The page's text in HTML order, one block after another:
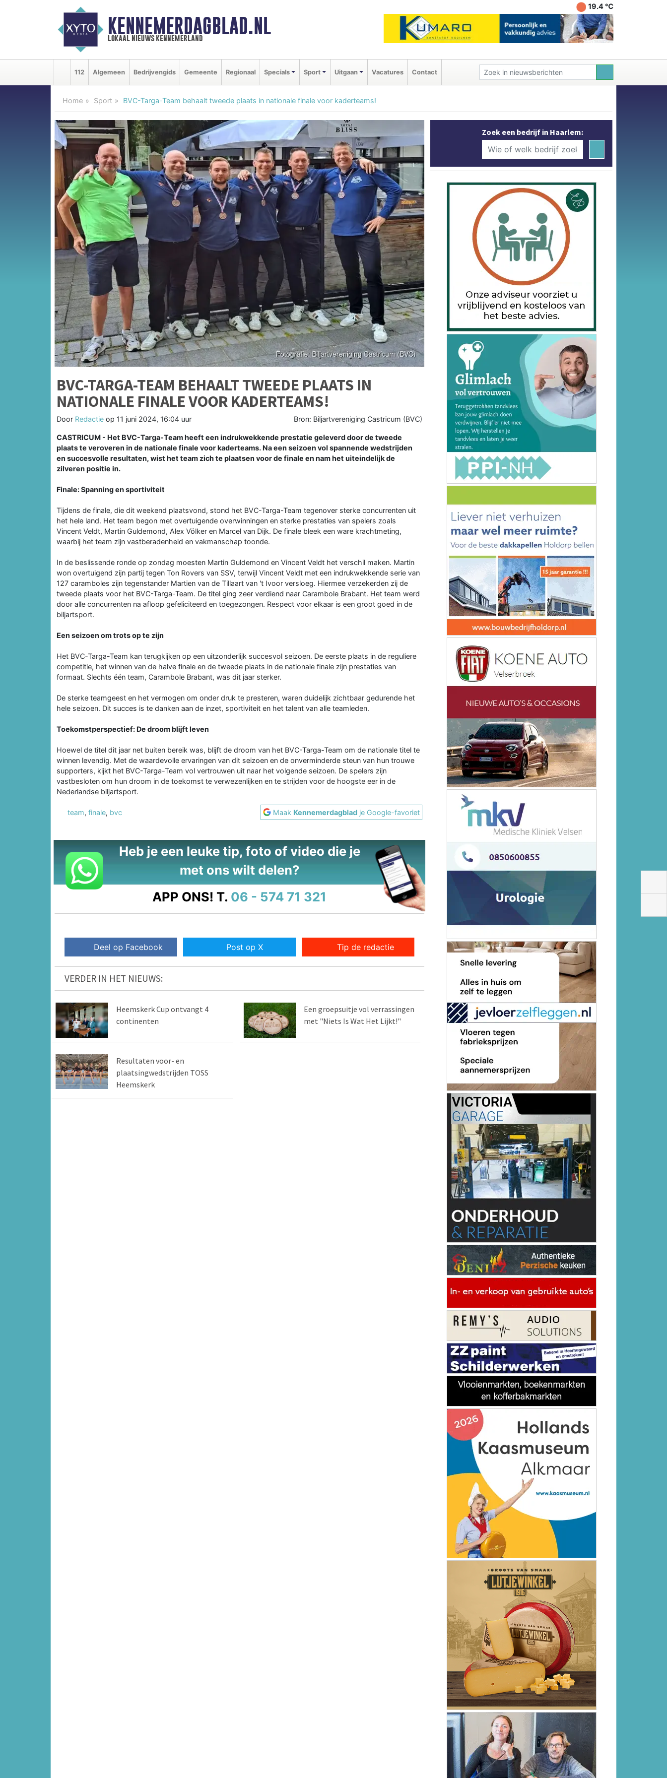
KENNEMERDAGBLAD.NL
lokaal nieuws kennemerland
19.4 ℃
112 Algemeen Bedrijvengids Gemeente Regionaal Specials Sport Uitgaan Vacatures Contact
Home Sport BVC-Targa-Team behaalt tweede plaats in nationale finale voor kaderteams!
BVC-TARGA-TEAM BEHAALT TWEEDE PLAATS IN
NATIONALE FINALE VOOR KADERTEAMS!
Door Redactie op 11 juni 2024, 16:04 uur Bron: Biljartvereniging Castricum (BVC)
CASTRICUM - Het BVC-Targa-Team heeft een indrukwekkende prestatie geleverd door de tweede
plaats te veroveren in de nationale finale voor kaderteams. Na een seizoen vol spannende wedstrijden
en succesvolle resultaten, wist het team zich te plaatsen voor de finale en nam het uiteindelijk de
zilveren positie in.
Finale: Spanning en sportiviteit
Tijdens de finale, die dit weekend plaatsvond, stond het BVC-Targa-Team tegenover sterke concurrenten uit
het hele land. Het team begon met overtuigende overwinningen en sterke prestaties van spelers zoals
Vincent Veldt, Martin Guldemond, Alex Völker en Marcel van Dijk. De finale bleek een ware krachtmeting,
waarbij het team zijn vastberadenheid en vakmanschap toonde.
In de beslissende ronde op zondag moesten Martin Guldemond en Vincent Veldt het verschil maken. Martin
won overtuigend zijn partij tegen Ton Rovers van SSV, terwijl Vincent Veldt met een indrukwekkende serie van
127 caramboles zijn tegenstander Martien van de Tillaart van 't Ivoor versloeg. Hiermee verzekerden zij de
tweede plaats voor het BVC-Targa-Team. De titel ging zeer verdiend naar Carambole Brabant. Het team werd
door alle concurrenten na afloop gefeliciteerd en toegezongen. Respect voor elkaar is een groot goed in de
biljartsport.
Een seizoen om trots op te zijn
Het BVC-Targa-Team kan terugkijken op een uitzonderlijk succesvol seizoen. De eerste plaats in de reguliere
competitie, het winnen van de halve finale en de tweede plaats in de nationale finale zijn prestaties van
formaat. Slechts één team, Carambole Brabant, was dit jaar sterker.
De sterke teamgeest en het vermogen om onder druk te presteren, waren duidelijk zichtbaar gedurende het
hele seizoen. Dit succes is te danken aan de inzet, sportiviteit en het talent van alle teamleden.
Toekomstperspectief: De droom blijft leven
Hoewel de titel dit jaar net buiten bereik was, blijft de droom van het BVC-Targa-Team om de nationale titel te
winnen levendig. Met de waardevolle ervaringen van dit seizoen en de onverminderde steun van hun trouwe
supporters, kijkt het BVC-Targa-Team vol vertrouwen uit naar het volgende seizoen. De spelers zijn
vastbesloten om hun droom in de toekomst te verwezenlijken en te strijden voor de hoogste eer in de
Nederlandse biljartsport.
team, finale, bvc Maak Kennemerdagblad je Google-favoriet
Heb je een leuke tip, foto of video die je
met ons wilt delen?
APP ONS! T. 06 - 574 71 321
Deel op Facebook Post op X Tip de redactie
VERDER IN HET NIEUWS:
Heemskerk Cup ontvangt 4
continenten
Een groepsuitje vol verrassingen
met "Niets Is Wat Het Lijkt!"
Resultaten voor- en
plaatsingwedstrijden TOSS
Heemskerk
Zoek een bedrijf in Haarlem: